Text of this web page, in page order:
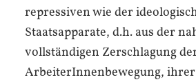
repressiven wie der
Staatsapparate, d.h. aus der
vollständigen Zerschlagung
ArbeiterInnen­bewegung,